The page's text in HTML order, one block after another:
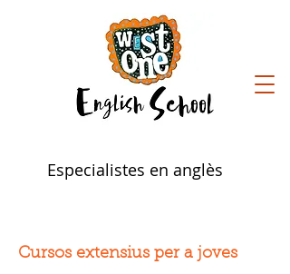
Especialistes en anglès
Cursos extensius per a joves